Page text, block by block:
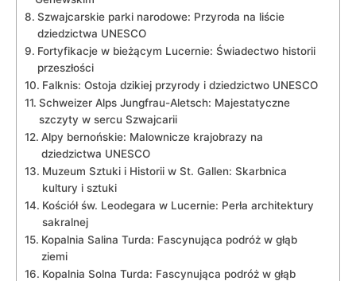
Szwajcarskie parki narodowe: Przyroda na liście
dziedzictwa UNESCO
Fortyfikacje w bieżącym Lucernie: Świadectwo historii
przeszłości
Falknis: Ostoja dzikiej przyrody i dziedzictwo UNESCO
Schweizer Alps Jungfrau-Aletsch: Majestatyczne
szczyty w sercu Szwajcarii
Alpy bernońskie: Malownicze krajobrazy na
dziedzictwa UNESCO
Muzeum Sztuki i Historii w St. Gallen: Skarbnica
kultury i sztuki
Kościół św. Leodegara w Lucernie: Perła architektury
sakralnej
Kopalnia Salina Turda: Fascynująca podróż w głąb
ziemi
Kopalnia Solna Turda: Fascynująca podróż w głąb